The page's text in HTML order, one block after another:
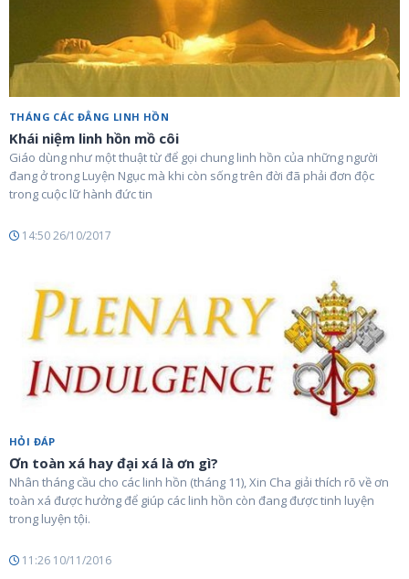
THÁNG CÁC ĐẲNG LINH HỒN
Khái niệm linh hồn mồ côi
Giáo dùng như một thuật từ để gọi chung linh hồn của những người
đang ở trong Luyện Ngục mà khi còn sống trên đời đã phải đơn độc
trong cuộc lữ hành đức tin
14:50 26/10/2017
HỎI ĐÁP
Ơn toàn xá hay đại xá là ơn gì?
Nhân tháng cầu cho các linh hồn (tháng 11), Xin Cha giải thích rõ về ơn
toàn xá được hưởng để giúp các linh hồn còn đang được tinh luyện
trong luyện tội.
11:26 10/11/2016